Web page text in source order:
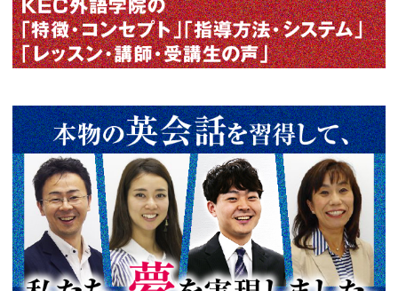
する独自のTP指導方式で目標
剣に学習する人のみ募集！でき
阪[梅田/枚方]・京都[烏丸御池]
EFL･英検･通訳も学べる英会話
種講座の無料個別ガイダンス・
明会・無料体験レッスンも開催